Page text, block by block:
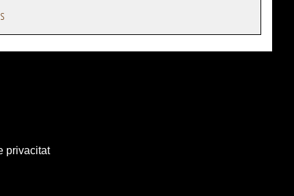
privacitat